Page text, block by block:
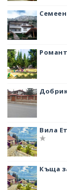
Девин е известен
вода се
Топлите минерални
В центъра на града
има музейна
накити, откривани
сбирка е и Домът на
представления и
Вила
Къща